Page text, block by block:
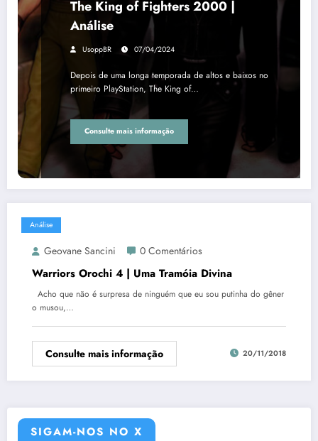
The King of Fighters 2000 |
Análise
UsoppBR 07/04/2024
Depois de uma longa temporada de altos e baixos no
primeiro PlayStation, The King of…
Consulte mais informação
Análise
Geovane Sancini 0 Comentários
Warriors Orochi 4 | Uma Tramóia Divina
Acho que não é surpresa de ninguém que eu sou putinha do gêner
o musou,…
Consulte mais informação 20/11/2018
SIGAM-NOS NO X